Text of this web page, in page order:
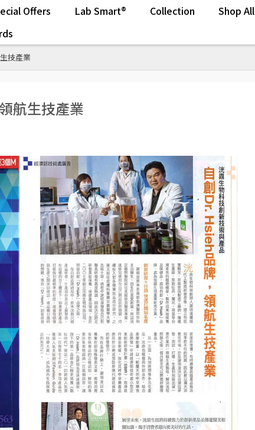
Offers Lab Smart® Collection
Shop All
技產業
航生技產業